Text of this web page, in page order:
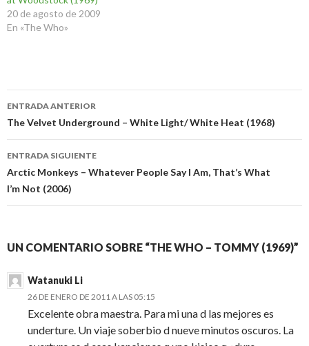
20 de agosto de 2009
En «The Who»
Navegación
de
entradas
ENTRADA ANTERIOR
The Velvet Underground – White Light/ White Heat (1968)
ENTRADA SIGUIENTE
Arctic Monkeys – Whatever People Say I Am, That’s What
I’m Not (2006)
UN COMENTARIO SOBRE “THE WHO – TOMMY (1969)”
Watanuki Li
26 DE ENERO DE 2011 A LAS 05:15
Excelente obra maestra. Para mi una d las mejores es
underture. Un viaje soberbio d nueve minutos oscuros. La